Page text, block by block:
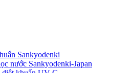
Sankyodenki
nước Sankyodenki-Japan